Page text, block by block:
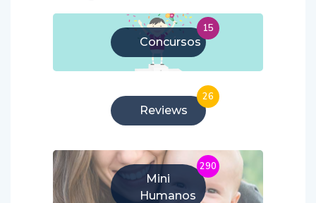
Concursos
15
Reviews
26
Mini
Humanos
290